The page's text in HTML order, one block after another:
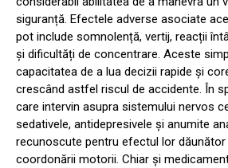
siguranță. Efectele adverse asociate
pot include somnolență, vertij, reacții
și dificultăți de concentrare. Aceste
capacitatea de a lua decizii rapide și
crescând astfel riscul de accidente. În
care intervin asupra sistemului nervos
sedativele, antidepresivele și anumite
recunoscute pentru efectul lor
coordonării motorii. Chiar și